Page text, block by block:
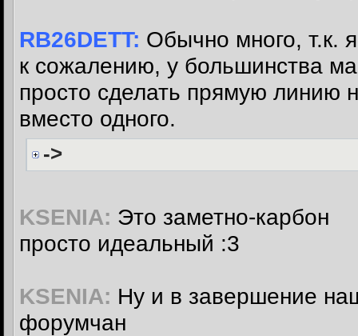
RB26DETT: Обычно много, т.к.
к сожалению, у большинства
просто сделать прямую линию
вместо одного.
->
KSENIA: Это заметно-карбон
просто идеальный :3
KSENIA: Ну и в завершение
форумчан